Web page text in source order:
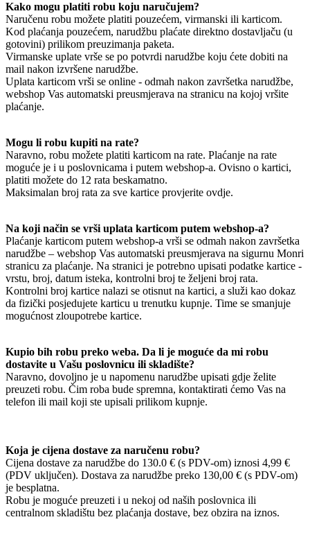
Kako mogu platiti robu koju naručujem?
Naručenu robu možete platiti pouzećem, virmanski ili karticom.
Kod plaćanja pouzećem, narudžbu plaćate direktno dostavljaču (u
gotovini) prilikom preuzimanja paketa.
Virmanske uplate vrše se po potvrdi narudžbe koju ćete dobiti na
mail nakon izvršene narudžbe.
Uplata karticom vrši se online - odmah nakon završetka narudžbe,
webshop Vas automatski preusmjerava na stranicu na kojoj vršite
plaćanje.
Mogu li robu kupiti na rate?
Naravno, robu možete platiti karticom na rate. Plaćanje na rate
moguće je i u poslovnicama i putem webshop-a. Ovisno o kartici,
platiti možete do 12 rata beskamatno.
Maksimalan broj rata za sve kartice provjerite ovdje.
Na koji način se vrši uplata karticom putem webshop-a?
Plaćanje karticom putem webshop-a vrši se odmah nakon završetka
narudžbe – webshop Vas automatski preusmjerava na sigurnu Monri
stranicu za plaćanje. Na stranici je potrebno upisati podatke kartice -
vrstu, broj, datum isteka, kontrolni broj te željeni broj rata.
Kontrolni broj kartice nalazi se otisnut na kartici, a služi kao dokaz
da fizički posjedujete karticu u trenutku kupnje. Time se smanjuje
mogućnost zloupotrebe kartice.
Kupio bih robu preko weba. Da li je moguće da mi robu
dostavite u Vašu poslovnicu ili skladište?
Naravno, dovoljno je u napomenu narudžbe upisati gdje želite
preuzeti robu. Čim roba bude spremna, kontaktirati ćemo Vas na
telefon ili mail koji ste upisali prilikom kupnje.
Koja je cijena dostave za naručenu robu?
Cijena dostave za narudžbe do 130.0 € (s PDV-om) iznosi 4,99 €
(PDV uključen). Dostava za narudžbe preko 130,00 € (s PDV-om)
je besplatna.
Robu je moguće preuzeti i u nekoj od naših poslovnica ili
centralnom skladištu bez plaćanja dostave, bez obzira na iznos.